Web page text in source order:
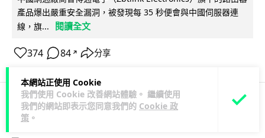
本網站正使用 Cookie
我們使用 Cookie 改善網站體驗。 繼續使用
我們的網站即表示您同意我們的 Cookie 政
策 。
產品爆出嚴重安全漏洞，被發現每 35 秒便會與中國伺服器連
線，旗...
閱讀全文
374 84 ↗ 分享
科技娛樂 生活娛樂 城中熱話